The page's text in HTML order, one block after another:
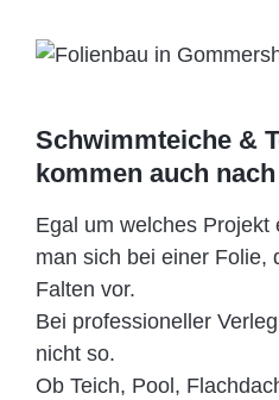
Schwimmteiche &
kommen auch
Egal um welches Projekt
man sich bei einer Folie,
Falten vor.
Bei professioneller
nicht so.
Ob Teich, Pool,